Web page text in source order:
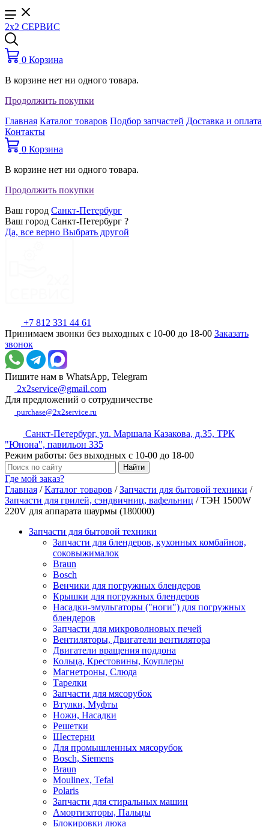
2x2 СЕРВИС
0 Корзина
В корзине нет ни одного товара.
Продолжить покупки
Главная Каталог товаров Подбор запчастей Доставка и оплата
Контакты
0 Корзина
В корзине нет ни одного товара.
Продолжить покупки
Ваш город Санкт-Петербург
Ваш город Санкт-Петербург ?
Да, все верно Выбрать другой
+7 812 331 44 61
Принимаем звонки без выходных с 10-00 до 18-00 Заказать
звонок
Пишите нам в WhatsApp, Telegram
2x2service@gmail.com
Для предложений о сотрудничестве
purchase@2x2service.ru
Санкт-Петербург, ул. Маршала Казакова, д.35, ТРК
"Юнона", павильон 335
Режим работы: без выходных с 10-00 до 18-00
Где мой заказ?
Главная /Каталог товаров /Запчасти для бытовой техники /
Запчасти для грилей, сэндвичниц, вафельниц /ТЭН 1500W
220V для аппарата шаурмы (180000)
Запчасти для бытовой техники
Запчасти для блендеров, кухонных комбайнов,
соковыжималок
Braun
Bosch
Венчики для погружных блендеров
Крышки для погружных блендеров
Насадки-эмульгаторы ("ноги") для погружных
блендеров
Запчасти для микроволновых печей
Вентиляторы, Двигатели вентилятора
Двигатели вращения поддона
Кольца, Крестовины, Коуплеры
Магнетроны, Слюда
Тарелки
Запчасти для мясорубок
Втулки, Муфты
Ножи, Насадки
Решетки
Шестерни
Для промышленных мясорубок
Bosch, Siemens
Braun
Moulinex, Tefal
Polaris
Запчасти для стиральных машин
Амортизаторы, Пальцы
Блокировки люка